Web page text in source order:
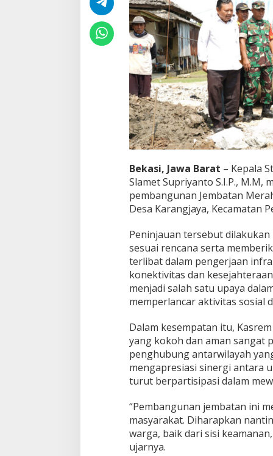
e
r
a
h
P
u
t
i
h
d
i
P
e
a
u
r
a
,
a
s
r
e
m
0
1
/
W
i
j
a
a
k
a
r
Bekasi, Jawa Barat – Kepala
Slamet Supriyanto S.I.P.,
pembangunan Jembatan
Desa Karangjaya, Kecamatan
Peninjauan tersebut
sesuai rencana serta
terlibat dalam pengerjaan
konektivitas dan
menjadi salah satu upaya
memperlancar aktivitas sosial
Dalam kesempatan itu,
yang kokoh dan aman sangat
penghubung antarwilayah
mengapresiasi sinergi antara
turut berpartisipasi dalam
“Pembangunan jembatan ini
masyarakat. Diharapkan
warga, baik dari sisi
ujarnya.